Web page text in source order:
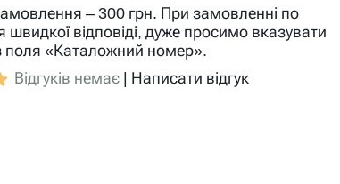
– 300 грн. При замовленні по
швидкої відповіді, дуже просимо вказувати
поля «Каталожний номер».
Відгуків немає | Написати відгук